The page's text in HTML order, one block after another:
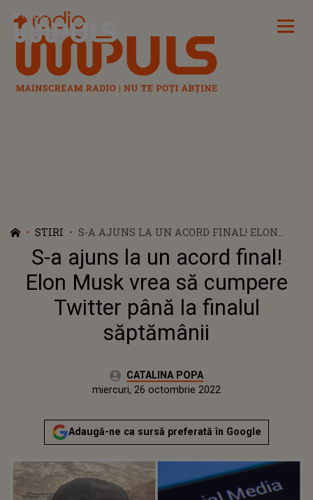
Radio Impuls
STIRI
S-A AJUNS LA UN ACORD FINAL! ELON
MUSK VREA SĂ CUMPERE TWITTER PÂNĂ
LA FINALUL SĂPTĂMÂNII
S-a ajuns la un acord final!
Elon Musk vrea să cumpere
Twitter până la finalul
săptămânii
Autor:CATALINA POPA
Publicat:
miercuri, 26 octombrie 2022
Adaugă-ne ca sursă preferată în Google